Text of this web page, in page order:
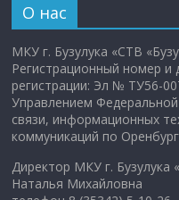
О нас
МКУ г. Бузулука «СТВ
Регистрационный номер и
регистрации: Эл № ТУ56-
Управлением
связи, информационных
коммуникаций по
Директор МКУ г. Бузулука
Наталья Михайловна